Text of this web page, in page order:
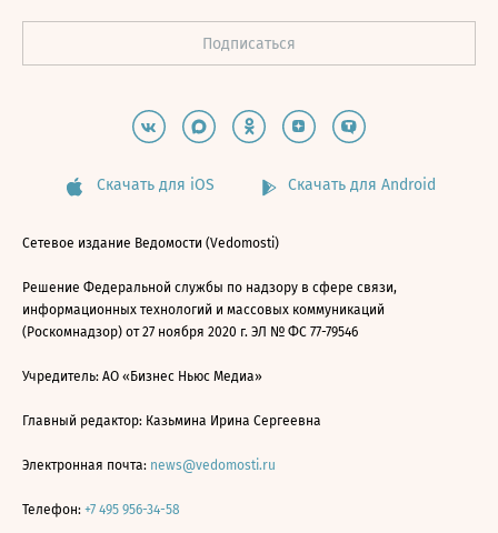
Скачать для iOS Скачать для Android
Сетевое издание Ведомости (Vedomosti)
Решение Федеральной службы по надзору в сфере связи,
информационных технологий и массовых коммуникаций
(Роскомнадзор) от 27 ноября 2020 г. ЭЛ № ФС 77-79546
Учредитель: АО «Бизнес Ньюс Медиа»
Главный редактор: Казьмина Ирина Сергеевна
Электронная почта: news@vedomosti.ru
Телефон: +7 495 956-34-58